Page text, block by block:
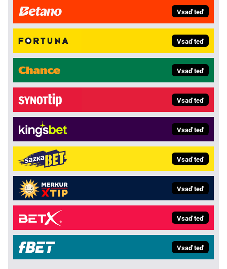
Vsaď teď
Vsaď teď
Vsaď teď
Vsaď teď
Vsaď teď
Vsaď teď
Vsaď teď
Vsaď teď
Vsaď teď